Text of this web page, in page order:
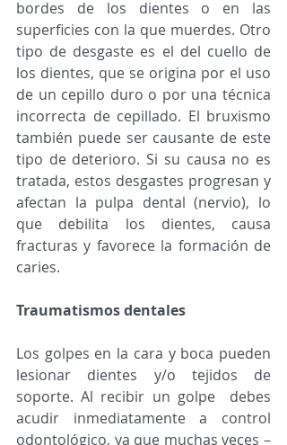
bordes de los dientes o en las
superficies con la que muerdes. Otro
tipo de desgaste es el del cuello de
los dientes, que se origina por el uso
de un cepillo duro o por una técnica
incorrecta de cepillado. El bruxismo
también puede ser causante de este
tipo de deterioro. Si su causa no es
tratada, estos desgastes progresan y
afectan la pulpa dental (nervio), lo
que debilita los dientes, causa
fracturas y favorece la formación de
caries.
Traumatismos dentales
Los golpes en la cara y boca pueden
lesionar dientes y/o tejidos de
soporte. Al recibir un golpe  debes
acudir inmediatamente a control
odontológico, ya que muchas veces –